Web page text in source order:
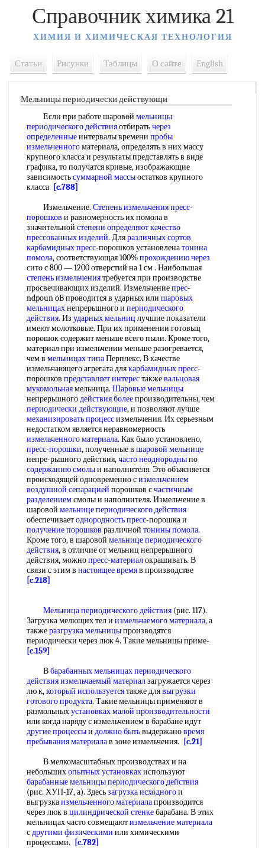
Справочник химика 21
ХИМИЯ И ХИМИЧЕСКАЯ ТЕХНОЛОГИЯ
Статьи Рисунки Таблицы О сайте English
Мельницы периодически действующи
Если при работе шаровой мельницы
периодического действияотбиратьчерез
определенныеинтервалы времени пробы
измельченногоматериала, определять в них массу
крупного класса и результаты представлять в виде
графика, то получатся кривые, изображающие
зависимостьсуммарной массыостатков крупного
класса [c.788]
Измельчение. Степень измельченияпресс-
порошков и равномерность их помола в
значительной степени определяюткачество
прессованных изделий. Дляразличных сортов
карбамидных пресс-порошков установленатонина
помола, соответствующая 100%прохождению через
сито с 800 — 1200 отверстий на 1 см . Наибольшая
степень измельчениятребуется при производстве
просвечивающих изделий. Измельчениепрес-
ndpoun oB проводится в ударных или шаровых
мельницахнепрерьшного и периодического
действия. Из ударных мельниц лучшие показатели
имеют молотковые. При их применении готовьщ
порошок содержит меньше всего пыли. Кроме того,
материал при измельчении меньше разогревается,
чем в мельницах типаПерплекс. В качестве
измельчающего агрегата длякарбамидных пресс-
порошков представляет интерестакжевальцовая
мукомольнаямельница. Шаровые мельницы
непрерьшногодействия болеепроизводительны, чем
периодически действующие, и позволяют лучше
механизировать процессизмельчения. Их серьезным
недостатком является неравномерность
измельченного материала. Как было установлено,
пресс-порошки, полученные в шаровой мельнице
непре-рьшного действия,часто неоднородныпо
содержанию смолыи наполнителя. Это объясняется
происходящей одновременно сизмельчением
воздушной сепарацией порошков счастичным
разделениемсмолы и наполнителя. Измельчение в
шаровой мельнице периодического действия
обеспечиваетоднородность пресс-порошка и
получение порошков различной тонины помола.
Кроме того, в шаровой мельнице периодического
действия, в отличие от мельниц непрерьшного
действия, можнопресс-материалокрашивать. В
связи с этим в настоящее времяв производстве
[c.218]
Мельница периодического действия (рис. 117).
Загрузка мелющих тел и измельчаемого материала, а
такжеразгрузка мельницыпроизводятся
периодически через люк 4. Такие мельницы приме-
[c.159]
Вбарабанных мельницах периодического
действияизмельчаемый материалзагружается через
лю к,который используетсятакже длявыгрузки
готового продукта. Такие мельницы применяют в
размольныхустановках малой производительности
или когда наряду с измельчением в барабане идут
другие процессыи должно бытьвыдержановремя
пребывания материалав зоне измельчения.
[c.21]
В мелкомасштабных производствах и на
небольшихопытных установкахиспользуют
барабанные мельницы периодического действия
(рис. ХУП-17, а). Здесьзагрузка исходногои
выгрузкаизмельченного материалапроизводится
через люк в цилиндрической стенкебарабана. В этих
мельницах часто совмещаютизмельчение материала
сдругими физическими или химическими
процессами.
[c.782]